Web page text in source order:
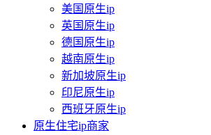
美国原生ip
英国原生ip
德国原生ip
越南原生ip
新加坡原生ip
印尼原生ip
西班牙原生ip
原生住宅ip商家